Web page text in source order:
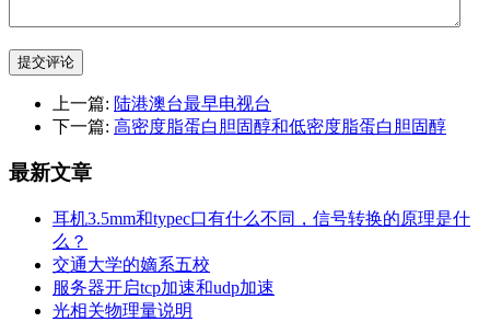
提交评论
上一篇: 陆港澳台最早电视台
下一篇: 高密度脂蛋白胆固醇和低密度脂蛋白胆固醇
最新文章
耳机3.5mm和typec口有什么不同，信号转换的原理是什
么？
交通大学的嫡系五校
服务器开启tcp加速和udp加速
光相关物理量说明